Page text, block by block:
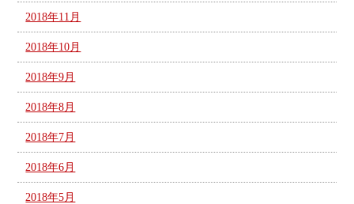
2018年11月
2018年10月
2018年9月
2018年8月
2018年7月
2018年6月
2018年5月